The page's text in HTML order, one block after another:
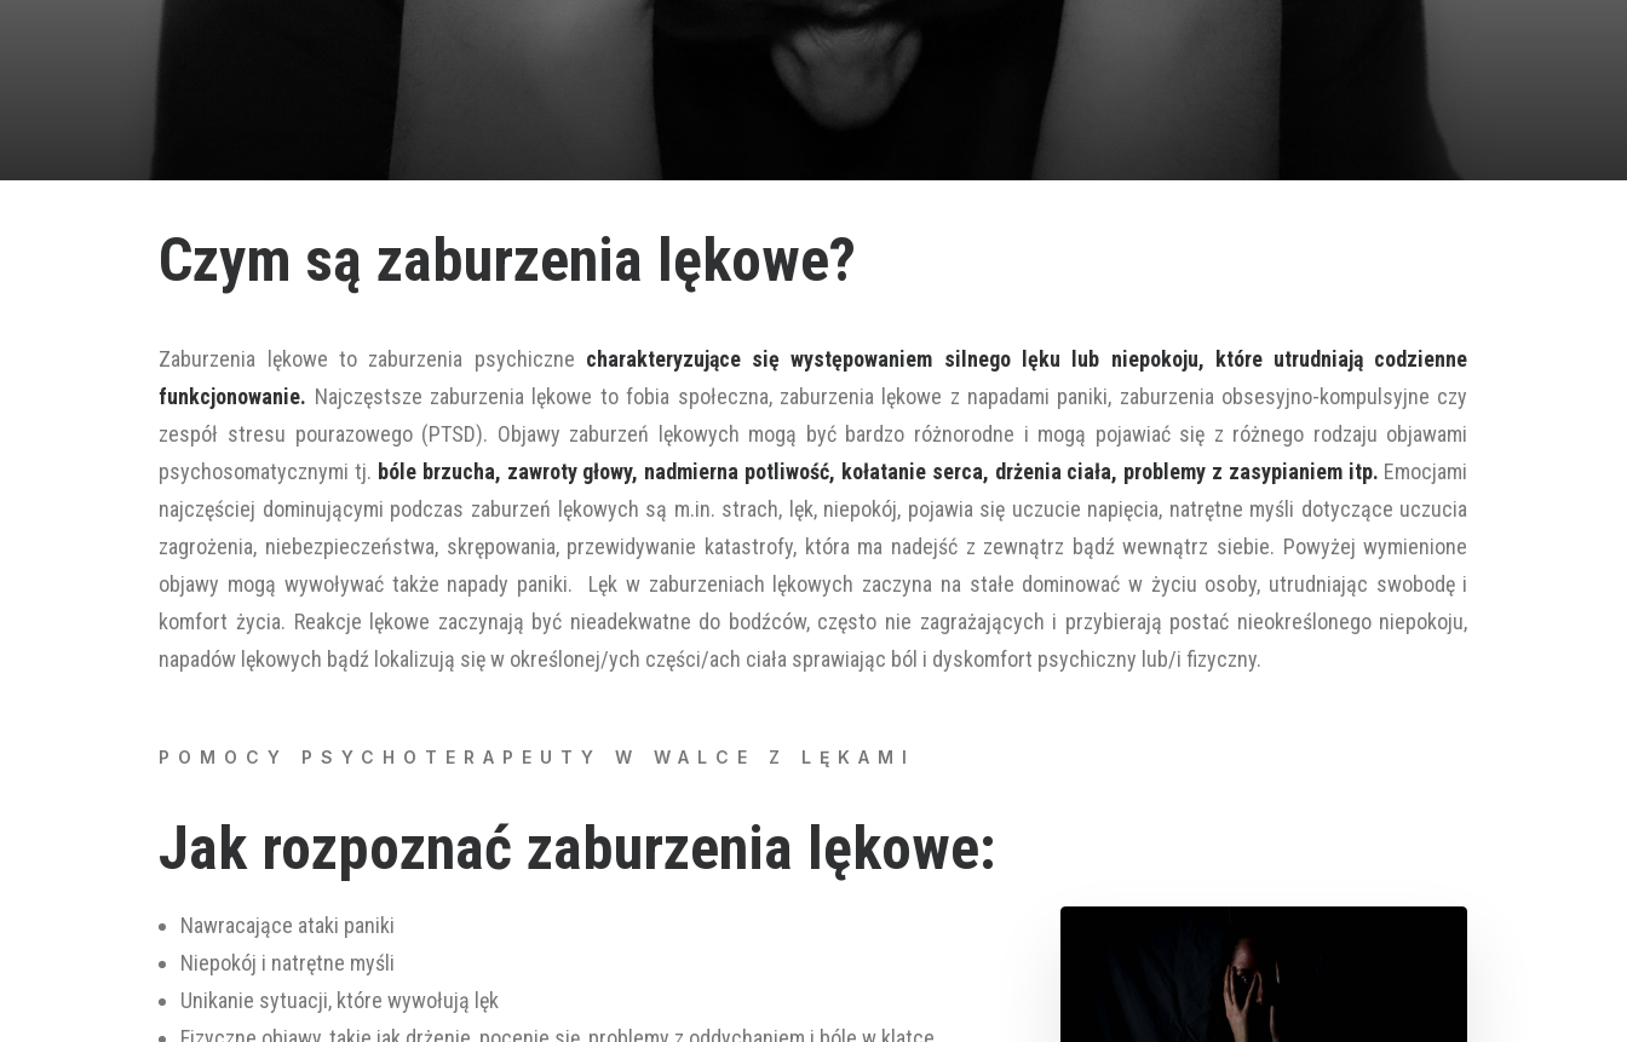
Czym są zaburzenia lękowe?
Zaburzenia lękowe to zaburzenia psychiczne charakteryzujące się występowaniem silnego lęku lub niepokoju, które utrudniają codzienne
funkcjonowanie. Najczęstsze zaburzenia lękowe to fobia społeczna, zaburzenia lękowe z napadami paniki, zaburzenia obsesyjno-kompulsyjne czy
zespół stresu pourazowego (PTSD). Objawy zaburzeń lękowych mogą być bardzo różnorodne i mogą pojawiać się z różnego rodzaju objawami
psychosomatycznymi tj. bóle brzucha, zawroty głowy, nadmierna potliwość, kołatanie serca, drżenia ciała, problemy z zasypianiem itp. Emocjami
najczęściej dominującymi podczas zaburzeń lękowych są m.in. strach, lęk, niepokój, pojawia się uczucie napięcia, natrętne myśli dotyczące uczucia
zagrożenia, niebezpieczeństwa, skrępowania, przewidywanie katastrofy, która ma nadejść z zewnątrz bądź wewnątrz siebie. Powyżej wymienione
objawy mogą wywoływać także napady paniki. Lęk w zaburzeniach lękowych zaczyna na stałe dominować w życiu osoby, utrudniając swobodę i
komfort życia. Reakcje lękowe zaczynają być nieadekwatne do bodźców, często nie zagrażających i przybierają postać nieokreślonego niepokoju,
napadów lękowych bądź lokalizują się w określonej/ych części/ach ciała sprawiając ból i dyskomfort psychiczny lub/i fizyczny.
POMOCY PSYCHOTERAPEUTY W WALCE Z LĘKAMI
Jak rozpoznać zaburzenia lękowe:
Nawracające ataki paniki
Niepokój i natrętne myśli
Unikanie sytuacji, które wywołują lęk